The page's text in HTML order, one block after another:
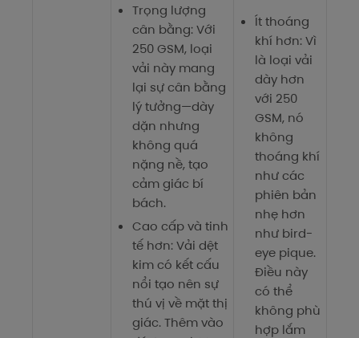
Trọng lượng
cân bằng: Với
250 GSM, loại
vải này mang
lại sự cân bằng
lý tưởng—dày
dặn nhưng
không quá
nặng nề, tạo
cảm giác bí
bách.
Cao cấp và tinh
tế hơn: Vải dệt
kim có kết cấu
nổi tạo nên sự
thú vị về mặt thị
giác. Thêm vào
Ít thoáng
khí hơn: Vì
là loại vải
dày hơn
với 250
GSM, nó
không
thoáng khí
như các
phiên bản
nhẹ hơn
như bird-
eye pique.
Điều này
có thể
không phù
hợp lắm